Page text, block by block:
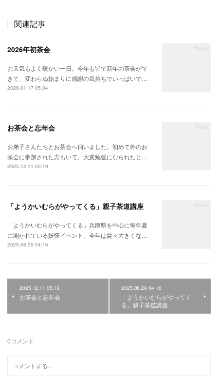
関連記事
2026年初茶会
お天気もよく暖かい一日。今年も皆で新年の茶会がで
きて、変わらぬ始まりに感謝の気持ちでいっぱいで…
2026.01.17 05:34
お茶会と忘年会
お弟子さんたちとお茶会へ伺いました。初めて外のお
茶会に参加された方もいて、大変勉強になられたと…
2025.12.11 05:19
「ようかいむらがやってくる」親子茶道講座
「ようかいむらがやってくる」兵庫県を中心に毎年夏
に開かれている妖怪イベント。今年は益々大きくな…
2025.08.29 04:16
2025.12.11 05:19
お茶会と忘年会
2025.08.29 04:16
「ようかいむらがやってく
る」親子茶道講座
0コメント